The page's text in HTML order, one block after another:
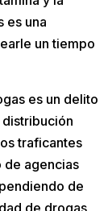
es una
un tiempo
es un delito
traficantes
de agencias
de